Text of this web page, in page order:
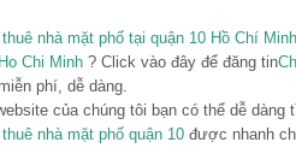
nhà mặt phố tại quận 10 Hồ Chí Minh
Chi Minh ? Click vào đây để đăng tin
miễn phí, dễ dàng.
của chúng tôi bạn có thể dễ dàng
nhà mặt phố quận 10 được nhanh